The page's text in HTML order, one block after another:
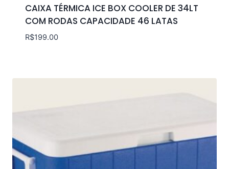
CAIXA TÉRMICA ICE BOX COOLER DE 34LT
COM RODAS CAPACIDADE 46 LATAS
R$199.00